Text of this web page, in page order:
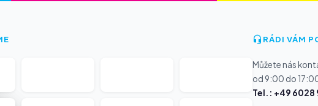
RÁDI VÁM
Můžete nás
od 9:00 do
Tel.: +49 6028